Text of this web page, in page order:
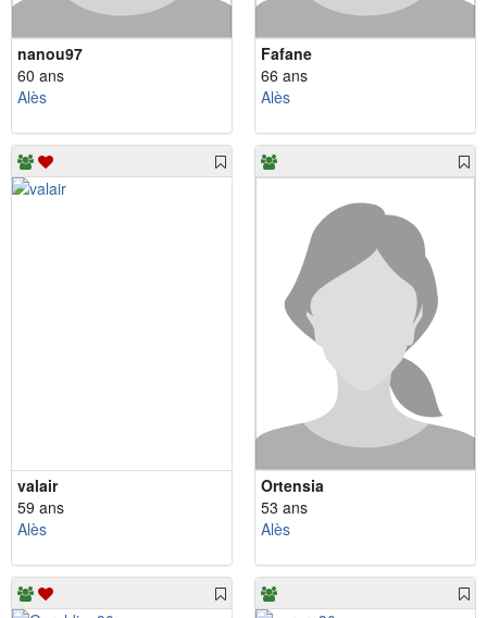
nanou97
60 ans
Alès
Fafane
66 ans
Alès
valair
59 ans
Alès
Ortensia
53 ans
Alès